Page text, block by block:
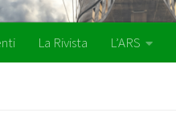
La Rivista L’ARS